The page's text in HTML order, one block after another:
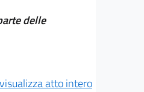
delle
visualizza atto intero